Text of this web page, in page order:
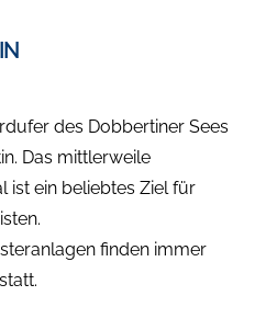
des Dobbertiner Sees
Das mittlerweile
ist ein beliebtes Ziel für
finden immer